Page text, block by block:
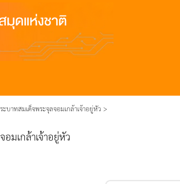
ะบาทสมเด็จพระจุลจอมเกล้าเจ้าอยู่หัว >
มเกล้าเจ้าอยู่หัว